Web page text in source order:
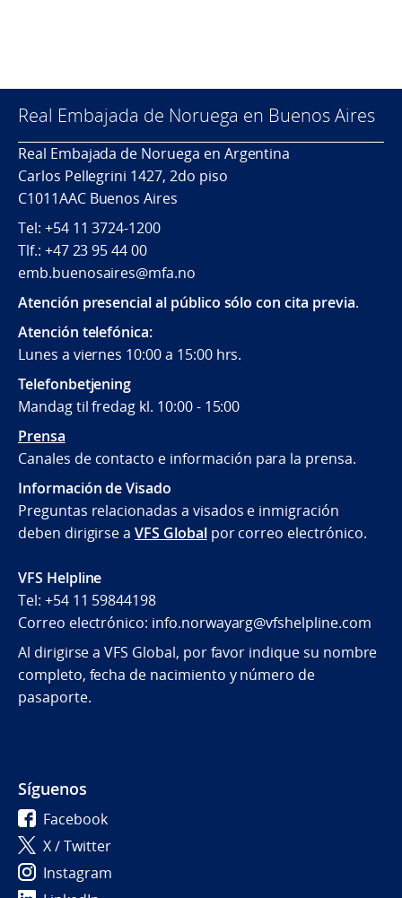
Real Embajada de Noruega en Buenos Aires
Real Embajada de Noruega en Argentina
Carlos Pellegrini 1427, 2do piso
C1011AAC Buenos Aires
Tel: +54 11 3724-1200
Tlf.: +47 23 95 44 00
emb.buenosaires@mfa.no
Atención presencial al público sólo con cita previa.
Atención telefónica:
Lunes a viernes 10:00 a 15:00 hrs.
Telefonbetjening
Mandag til fredag kl. 10:00 - 15:00
Prensa
Canales de contacto e información para la prensa.
Información de Visado
Preguntas relacionadas a visados e inmigración
deben dirigirse aVFS Globalpor correo electrónico.
VFS Helpline
Tel: +54 11 59844198
Correo electrónico: info.norwayarg@vfshelpline.com
Al dirigirse a VFS Global, por favor indique su nombre
completo, fecha de nacimiento y número de
pasaporte.
Síguenos
Facebook
X / Twitter
Instagram